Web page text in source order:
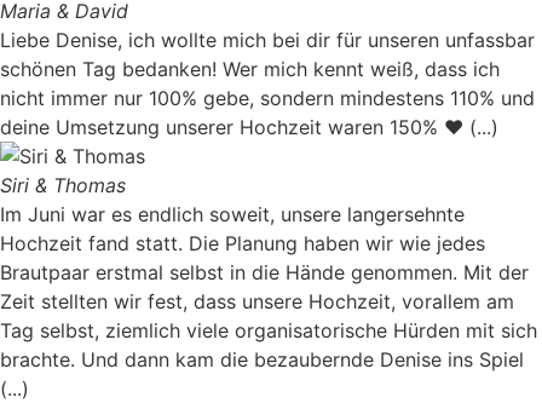
Maria & David
Liebe Denise, ich wollte mich bei dir für unseren unfassbar
schönen Tag bedanken! Wer mich kennt weiß, dass ich
nicht immer nur 100% gebe, sondern mindestens 110% und
deine Umsetzung unserer Hochzeit waren 150% ♥️ (...)
Siri & Thomas
Im Juni war es endlich soweit, unsere langersehnte
Hochzeit fand statt. Die Planung haben wir wie jedes
Brautpaar erstmal selbst in die Hände genommen. Mit der
Zeit stellten wir fest, dass unsere Hochzeit, vorallem am
Tag selbst, ziemlich viele organisatorische Hürden mit sich
brachte. Und dann kam die bezaubernde Denise ins Spiel
(...)